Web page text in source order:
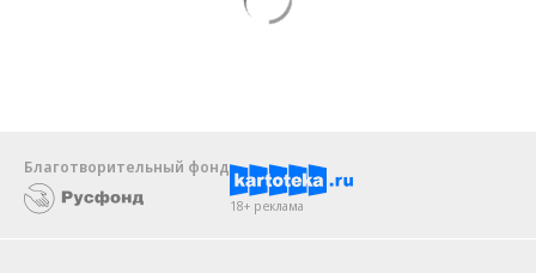
Благотворительный фонд
18+ реклама